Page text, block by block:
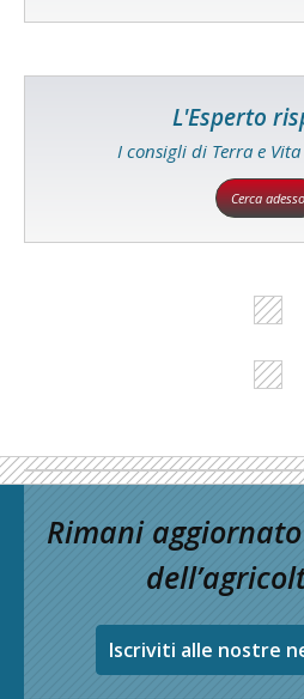
L'Esperto
I consigli di Terra e
Cerca adesso
Rimani
Iscriviti alle nostre